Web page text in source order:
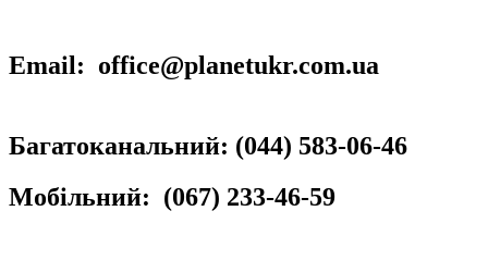
Email: office@planetukr.com.ua
Багатоканальний: (044) 583-06-46
Мобільний: (067) 233-46-59